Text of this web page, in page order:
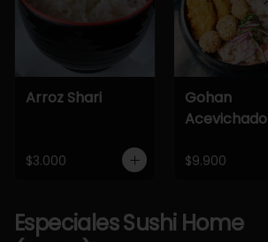
Arroz Shari
$3.000
Gohan
Acevichado
$9.900
Especiales Sushi Home